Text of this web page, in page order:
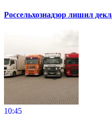
Россельхознадзор лишил
10:45